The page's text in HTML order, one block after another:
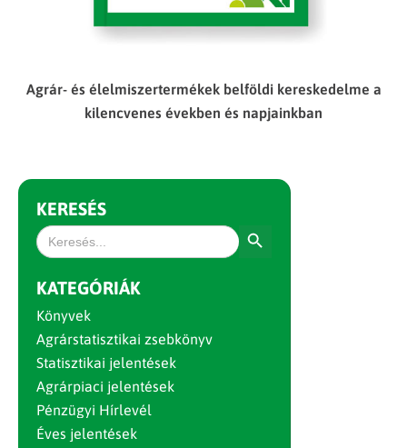
Agrár- és élelmiszertermékek belföldi kereskedelme a
kilencvenes években és napjainkban
KERESÉS
Search
for:
KATEGÓRIÁK
Könyvek
Agrárstatisztikai zsebkönyv
Statisztikai jelentések
Agrárpiaci jelentések
Pénzügyi Hírlevél
Éves jelentések